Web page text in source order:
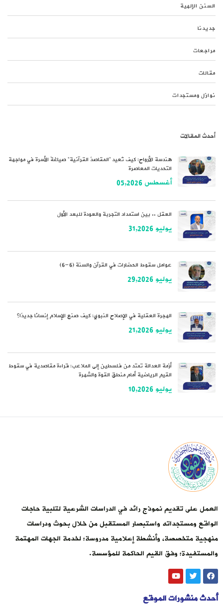
السنن الإلهية
جديدنا
مراجعات
مقالات
نوازل ومستجدات
أحدث المقالات
هندسة الأرواح: كيف تُعيد “المقاصدُ القرآنية” صياغةَ الأسرة في مواجهة
التحديات المعاصرة
أغسطس 05,2026
العقل .. بين استمداد التجربة والعودة للبعد الأول
يوليو 31,2026
عوامل سقوط الحضارات في القرآن والسنة (6-6)
يوليو 29,2026
الهجرة العقلية في الإصلاح النبوي: كيف صنع الإسلام إنسانًا جديدًا؟
يوليو 21,2026
أزمة العدالة تمتد من فلسطين إلى الملاعب: قراءة مقاصدية في سقوط
القيم الرياضية أمام منطق القوة والشهرة
يوليو 10,2026
العمل على تقديم نموذج رائد في الدراسات الشرعية لتلبية حاجات
الواقع ومستجداته واستبصار المستقبل من خلال بحوث ودراسات
منهجية متخصصة، وأنشطة إعلامية مدروسة؛ لخدمة الجهات المهتمة
والمستفيدة؛ وفق القيم الحاكمة للمؤسسة.
أحدث منشورات الموقع